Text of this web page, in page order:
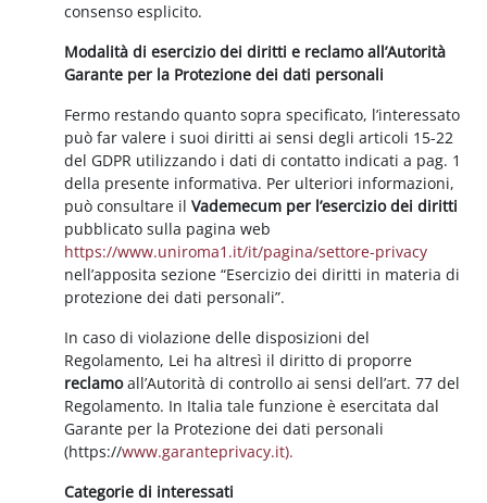
consenso esplicito.
Modalità di esercizio dei diritti e reclamo all’Autorità
Garante per la Protezione dei dati personali
Fermo restando quanto sopra specificato, l’interessato
può far valere i suoi diritti ai sensi degli articoli 15-22
del GDPR utilizzando i dati di contatto indicati a pag. 1
della presente informativa. Per ulteriori informazioni,
può consultare ilVademecum per l’esercizio dei diritti
pubblicato sulla pagina web
https://www.uniroma1.it/it/pagina/settore-privacy
nell’apposita sezione “Esercizio dei diritti in materia di
protezione dei dati personali”.
In caso di violazione delle disposizioni del
Regolamento, Lei ha altresì il diritto di proporre
reclamoall’Autorità di controllo ai sensi dell’art. 77 del
Regolamento. In Italia tale funzione è esercitata dal
Garante per la Protezione dei dati personali
(https://www.garanteprivacy.it).
Categorie di interessati